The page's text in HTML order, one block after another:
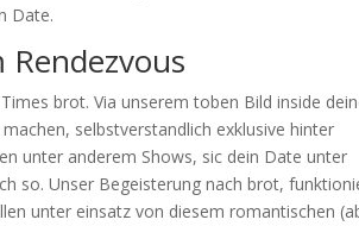
Date.
brot. Via unserem toben Bild inside
selbstverstandlich exklusive hinter
unter anderem Shows, sic dein Date unter
so. Unser Begeisterung nach brot,
unter einsatz von diesem romantischen